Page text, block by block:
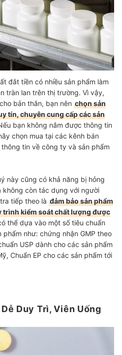
đắt tiền có nhiều sản phẩm làm
tràn lan trên thị trường. Vì vậy,
bản thân, bạn nên chọn sản
tín, chuyên cung cấp các sản
bạn không nắm được thông tin
chọn mua tại các kênh bán
tin về công ty và sản phẩm
này cũng có khả năng bị hỏng
còn tác dụng với người
tiếp theo là đảm bảo sản phẩm
trình kiểm soát chất lượng được
thể dựa vào một số tiêu chuẩn
như: chứng nhận GMP theo
USP dành cho các sản phẩm
Chuẩn EP cho các sản phẩm tới
Duy Trì, Viên Uống